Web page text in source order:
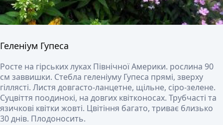
Геленіум Гупеса
Росте на гірських луках Північної Америки. рослина 90
см заввишки. Стебла геленіуму Гупеса прямі, зверху
гіллясті. Листя довгасто-ланцетне, щільне, сіро-зелене.
Суцвіття поодинокі, на довгих квітконосах. Трубчасті та
язичкові квітки жовті. Цвітіння багато, триває близько
30 днів. Плодоносить.